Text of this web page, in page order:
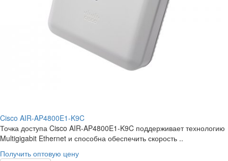
Cisco AIR-AP4800E1-K9C
Точка доступа Cisco AIR-AP4800E1-K9C поддерживает технологию
Multigigabit Ethernet и способна обеспечить скорость ..
Получить оптовую цену